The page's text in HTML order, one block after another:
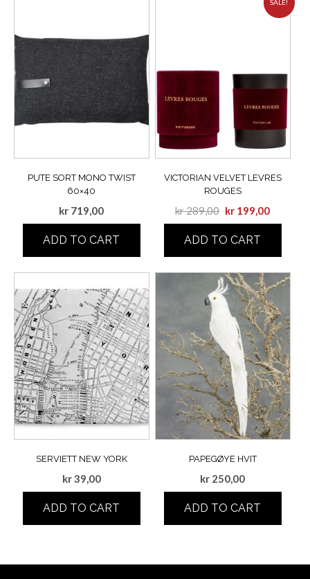
PUTE SORT MONO TWIST
60×40
kr 719,00
ADD TO CART
SALE!
VICTORIAN VELVET LEVRES
ROUGES
kr289,00 kr 199,00
ADD TO CART
SERVIETT NEW YORK
kr39,00
ADD TO CART
PAPEGØYE HVIT
kr 250,00
ADD TO CART